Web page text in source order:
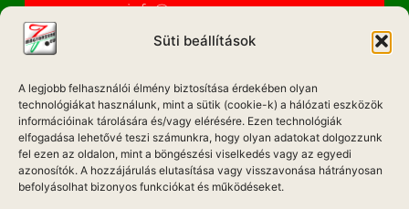
Süti beállítások
A legjobb felhasználói élmény biztosítása érdekében olyan
technológiákat használunk, mint a sütik (cookie-k) a hálózati eszközök
információinak tárolására és/vagy elérésére. Ezen technológiák
elfogadása lehetővé teszi számunkra, hogy olyan adatokat dolgozzunk
fel ezen az oldalon, mint a böngészési viselkedés vagy az egyedi
azonosítók. A hozzájárulás elutasítása vagy visszavonása hátrányosan
befolyásolhat bizonyos funkciókat és működéseket.
info@magyarzene.eu
IMPRESSZUM
ETIKAI KÓDEX
MÉDIA AJÁNLAT
ADATKEZELÉSI NYILATKOZAT